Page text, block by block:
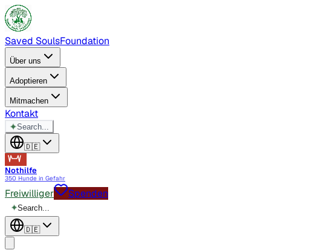
Saved SoulsFoundation
Über uns
Adoptieren
Mitmachen
Kontakt
✦Search...
🇩🇪
Nothilfe
350 Hunde in Gefahr
Freiwilliger Spenden
✦Search...
🇩🇪